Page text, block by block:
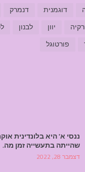
דוגמנית דנמרק
יוון לבנון
פורטוגל
ננסי א' היא בלונדינית
שהייתה בתעשייה זמן מה.
דצמבר 28, 2022